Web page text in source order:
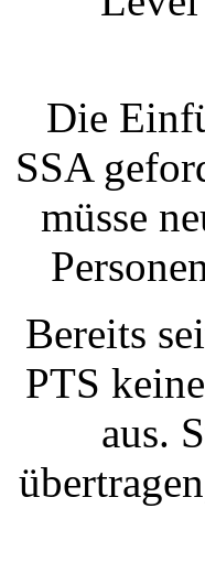
Die
SSA
müsse
Bereits
PTS
aus.